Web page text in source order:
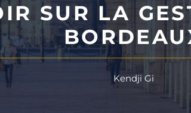
SUR LA
Kendji Gi